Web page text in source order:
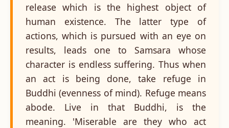
release which is the highest object of
human existence. The latter type of
actions, which is pursued with an eye on
results, leads one to Samsara whose
character is endless suffering. Thus when
an act is being done, take refuge in
Buddhi (evenness of mind). Refuge means
abode. Live in that Buddhi, is the
meaning. 'Miserable are they who act